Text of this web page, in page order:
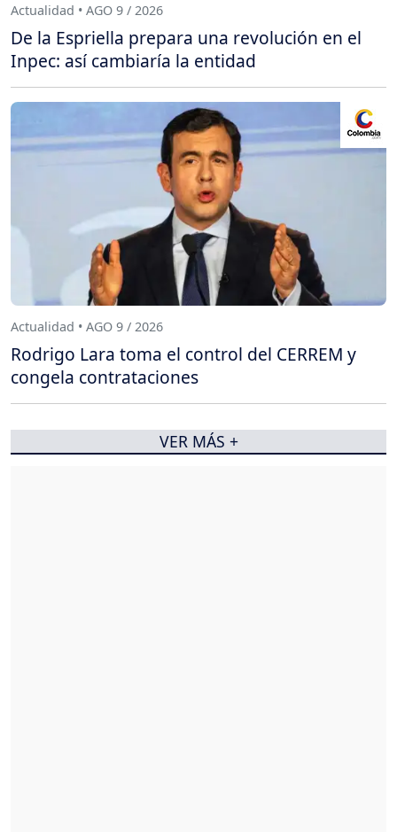
Actualidad • AGO 9 / 2026
De la Espriella prepara una revolución en el
Inpec: así cambiaría la entidad
Actualidad • AGO 9 / 2026
Rodrigo Lara toma el control del CERREM y
congela contrataciones
VER MÁS +